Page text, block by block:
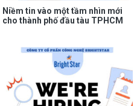
Niềm tin vào một tầm nhìn mới
cho thành phố đầu tàu TPHCM